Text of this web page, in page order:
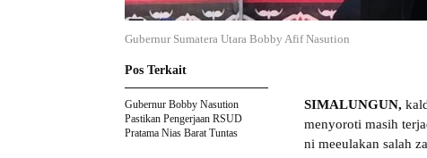
Gubernur Sumatera Utara Bobby Afif Nasution
SIMALUNGUN,
menyoroti masih
ni meeulakan salah
Pos Terkait
Gubernur Bobby Nasution
Pastikan Pengerjaan RSUD
Pratama Nias Barat Tuntas